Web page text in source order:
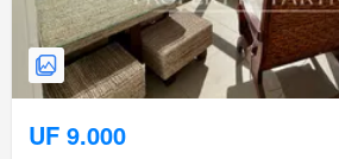
UF 9.000